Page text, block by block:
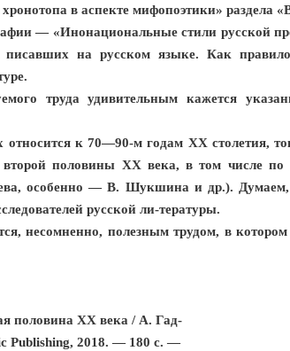
в аспекте мифопоэтики» раздела
— «Инонациональные стили русской
на русском языке. Как
труда удивительным кажется
к 70—90-м годам XX столетия,
половины XX века, в том числе по
особенно — В. Шукшина и др.). Думаем,
русской ли-тературы.
несомненно, полезным трудом, в
половина ХХ века / А. Гад-
Publishing, 2018. — 180 с. —